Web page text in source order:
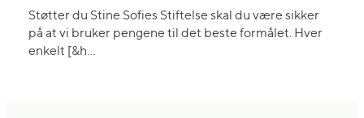
Støtter du Stine Sofies Stiftelse skal du være sikker
på at vi bruker pengene til det beste formålet. Hver
enkelt [&h…